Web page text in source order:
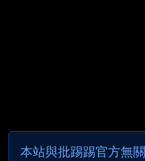
本站與批踢踢官方無